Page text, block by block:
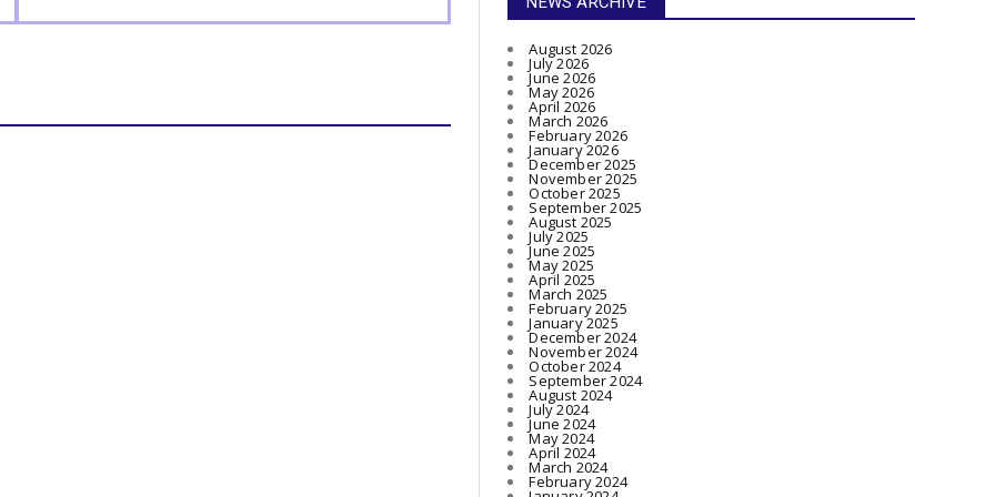
August 2026
July 2026
June 2026
May 2026
April 2026
March 2026
February 2026
January 2026
December 2025
November 2025
October 2025
September 2025
August 2025
July 2025
June 2025
May 2025
April 2025
March 2025
February 2025
January 2025
December 2024
November 2024
October 2024
September 2024
August 2024
July 2024
June 2024
May 2024
April 2024
March 2024
February 2024